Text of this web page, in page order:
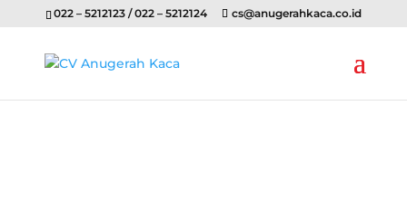
022 – 5212123 / 022 – 5212124 cs@anugerahkaca.co.id